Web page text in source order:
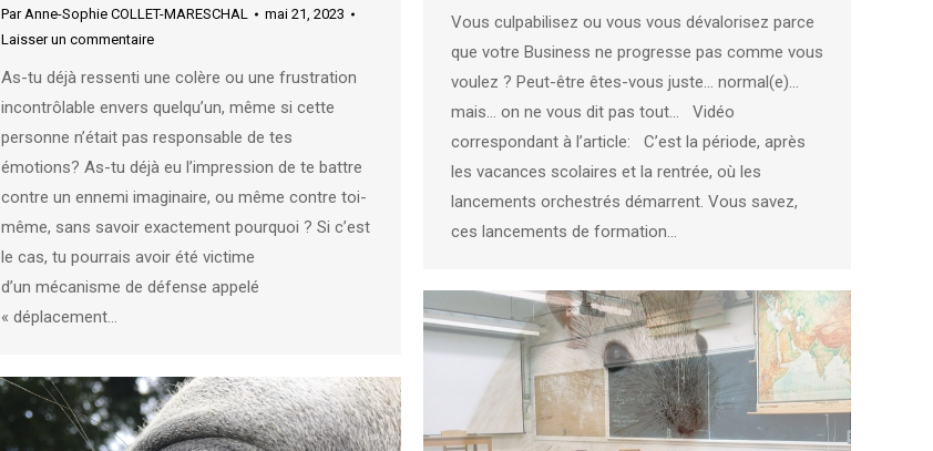
ParAnne-Sophie COLLET-MARESCHAL
mai 21, 2023
Laisser un commentaire
As-tu déjà ressenti une colère ou une frustration
incontrôlable envers quelqu’un, même si cette
personne n’était pas responsable de tes
émotions? As-tu déjà eu l’impression de te battre
contre un ennemi imaginaire, ou même contre toi-
même, sans savoir exactement pourquoi ? Si c’est
le cas, tu pourrais avoir été victime
d’un mécanisme de défense appelé
« déplacement…
Vous culpabilisez ou vous vous dévalorisez parce
que votre Business ne progresse pas comme vous
voulez ? Peut-être êtes-vous juste… normal(e)…
mais… on ne vous dit pas tout… Vidéo
correspondant à l’article: C’est la période, après
les vacances scolaires et la rentrée, où les
lancements orchestrés démarrent. Vous savez,
ces lancements de formation…